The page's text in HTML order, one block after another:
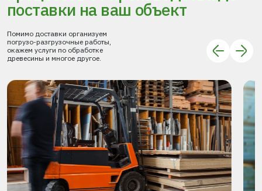
поставки на ваш объект
Помимо доставки организуем
погрузо-разгрузочные работы,
окажем услуги по обработке
древесины и многое другое.